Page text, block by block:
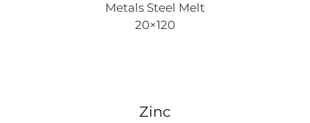
Metals Steel Melt
20×120
Zinc